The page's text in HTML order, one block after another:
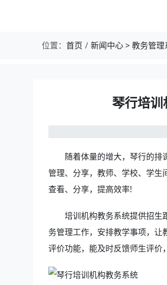
位置： 首页 新闻中心>教务管理
琴行培训
随着体量的增大，琴行的排
管理、分享，教师、学校、学
查看、分享，提高效率!
培训机构教务系统提供招生
务管理工作，安排教学事项，
评价功能，能及时反馈师生评价